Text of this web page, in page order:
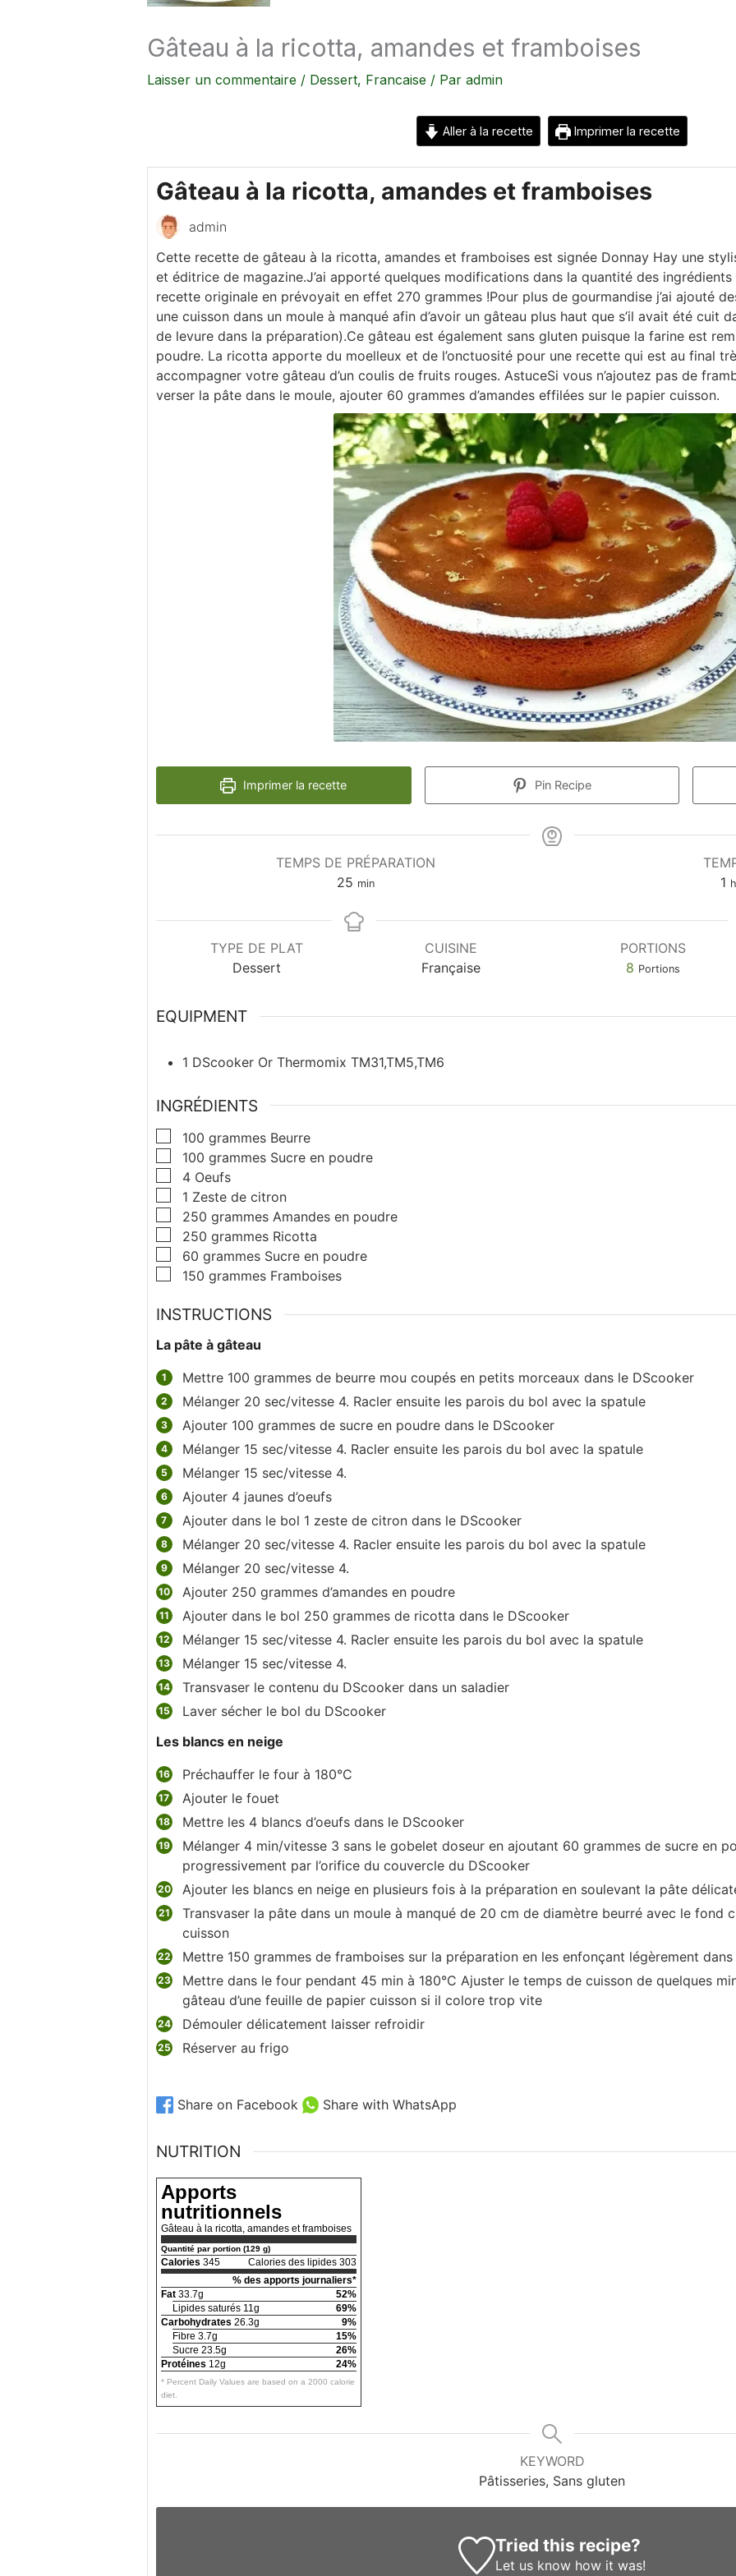
Gâteau à la ricotta, amandes et framboises
Laisser un commentaire / Dessert, Francaise / Par admin
Aller à la recette Imprimer la recette
Gâteau à la ricotta, amandes et framboises
admin
Cette recette de gâteau à la ricotta, amandes et framboises est signée Donnay Hay une
et éditrice de magazine.J’ai apporté quelques modifications dans la quantité des
recette originale en prévoyait en effet 270 grammes !Pour plus de gourmandise j’ai ajouté
une cuisson dans un moule à manqué afin d’avoir un gâteau plus haut que s’il avait été cuit
de levure dans la préparation).Ce gâteau est également sans gluten puisque la farine est
poudre. La ricotta apporte du moelleux et de l’onctuosité pour une recette qui est au final
accompagner votre gâteau d’un coulis de fruits rouges. AstuceSi vous n’ajoutez pas de
verser la pâte dans le moule, ajouter 60 grammes d’amandes effilées sur le papier cuisson.
Imprimer la recette Pin Recipe
TEMPS DE PRÉPARATION
25 min
1 h
TYPE DE PLAT
Dessert
CUISINE
Française
PORTIONS
8 Portions
EQUIPMENT
1 DScooker Or Thermomix TM31,TM5,TM6
INGRÉDIENTS
▢
100 grammes Beurre
▢
100 grammes Sucre en poudre
▢
4 Oeufs
▢
1 Zeste de citron
▢
250 grammes Amandes en poudre
▢
250 grammes Ricotta
▢
60 grammes Sucre en poudre
▢
150 grammes Framboises
INSTRUCTIONS
La pâte à gâteau
Mettre 100 grammes de beurre mou coupés en petits morceaux dans le DScooker
Mélanger 20 sec/vitesse 4. Racler ensuite les parois du bol avec la spatule
Ajouter 100 grammes de sucre en poudre dans le DScooker
Mélanger 15 sec/vitesse 4. Racler ensuite les parois du bol avec la spatule
Mélanger 15 sec/vitesse 4.
Ajouter 4 jaunes d’oeufs
Ajouter dans le bol 1 zeste de citron dans le DScooker
Mélanger 20 sec/vitesse 4. Racler ensuite les parois du bol avec la spatule
Mélanger 20 sec/vitesse 4.
Ajouter 250 grammes d’amandes en poudre
Ajouter dans le bol 250 grammes de ricotta dans le DScooker
Mélanger 15 sec/vitesse 4. Racler ensuite les parois du bol avec la spatule
Mélanger 15 sec/vitesse 4.
Transvaser le contenu du DScooker dans un saladier
Laver sécher le bol du DScooker
Les blancs en neige
Préchauffer le four à 180°C
Ajouter le fouet
Mettre les 4 blancs d’oeufs dans le DScooker
Mélanger 4 min/vitesse 3 sans le gobelet doseur en ajoutant 60 grammes de sucre en
progressivement par l’orifice du couvercle du DScooker
Ajouter les blancs en neige en plusieurs fois à la préparation en soulevant la pâte
Transvaser la pâte dans un moule à manqué de 20 cm de diamètre beurré avec le fond
cuisson
Mettre 150 grammes de framboises sur la préparation en les enfonçant légèrement
Mettre dans le four pendant 45 min à 180°C Ajuster le temps de cuisson de quelques
gâteau d’une feuille de papier cuisson si il colore trop vite
Démouler délicatement laisser refroidir
Réserver au frigo
Share on Facebook Share with WhatsApp
NUTRITION
Apports
nutritionnels
Gâteau à la ricotta, amandes et framboises
Quantité par portion (129 g)
Calories 345
Calories des lipides 303
% des apports journaliers*
Fat33.7g
52%
Lipides saturés 11g
69%
Carbohydrates 26.3g
9%
Fibre 3.7g
15%
Sucre 23.5g
26%
Protéines 12g 24%
* Percent Daily Values are based on a 2000 calorie
diet.
KEYWORD
Pâtisseries, Sans gluten
Tried this recipe?
Let us know how it was!